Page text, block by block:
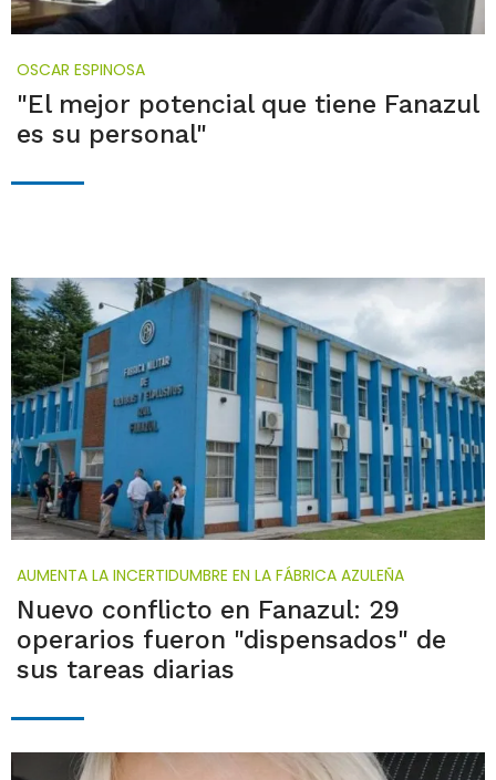
OSCAR ESPINOSA
"El mejor potencial que tiene Fanazul
es su personal"
AUMENTA LA INCERTIDUMBRE EN LA FÁBRICA AZULEÑA
Nuevo conflicto en Fanazul: 29
operarios fueron "dispensados" de
sus tareas diarias